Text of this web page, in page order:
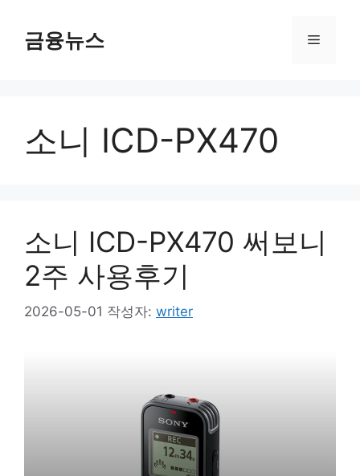
금융뉴스 메
소니 ICD-PX470
소니 ICD-PX470 써보니
2주 사용후기
2026-05-01 작성자: writer